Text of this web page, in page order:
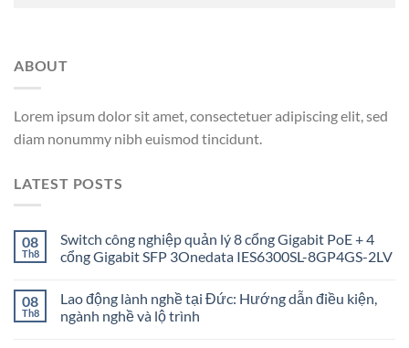
ABOUT
Lorem ipsum dolor sit amet, consectetuer adipiscing elit, sed
diam nonummy nibh euismod tincidunt.
LATEST POSTS
08
Th8
Switch công nghiệp quản lý 8 cổng Gigabit PoE + 4
cổng Gigabit SFP 3Onedata IES6300SL-8GP4GS-2LV
08
Th8
Lao động lành nghề tại Đức: Hướng dẫn điều kiện,
ngành nghề và lộ trình